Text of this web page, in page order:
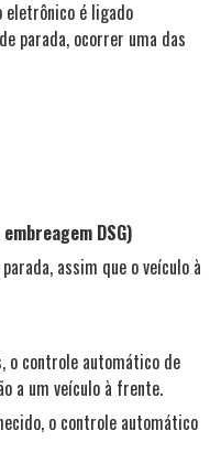
eletrônico é ligado
parada, ocorrer uma das
DSG)
assim que o veículo à
o controle automático de
a um veículo à frente.
o controle automático